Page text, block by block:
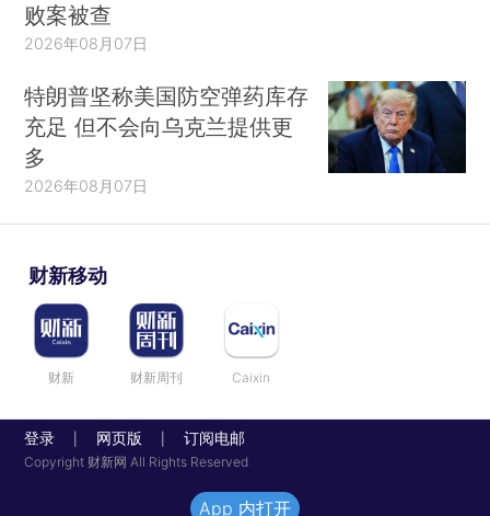
败案被查
2026年08月07日
特朗普坚称美国防空弹药库存
充足 但不会向乌克兰提供更
多
2026年08月07日
财新移动
财新 财新周刊 Caixin
登录 网页版 订阅电邮
Copyright 财新网 All Rights Reserved
App 内打开